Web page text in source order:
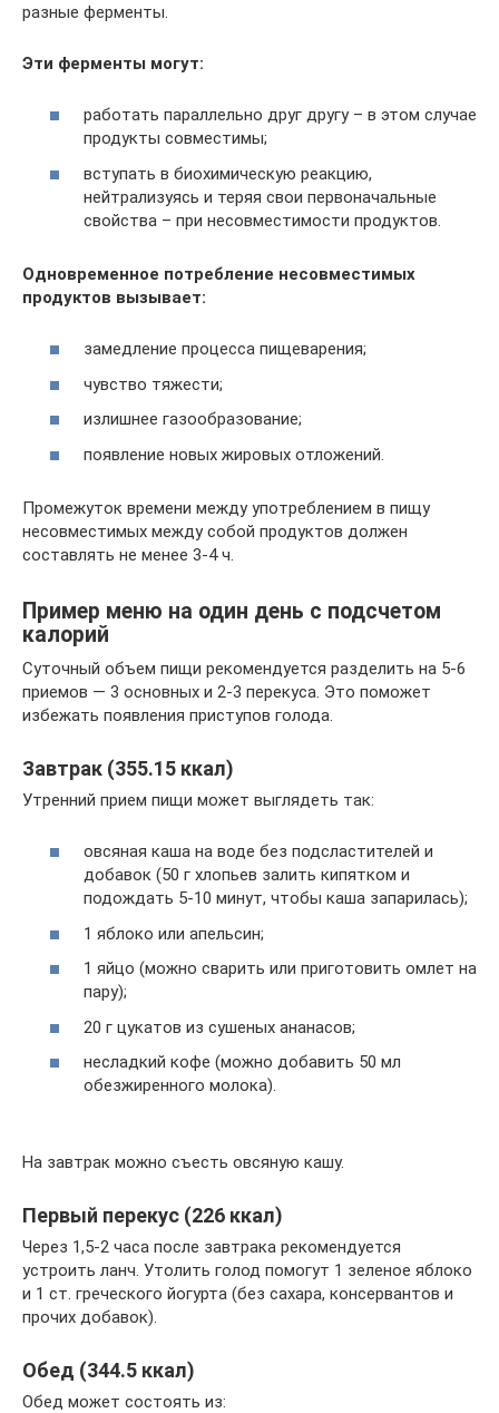
разные ферменты.
Эти ферменты могут:
работать параллельно друг другу – в этом случае
продукты совместимы;
вступать в биохимическую реакцию,
нейтрализуясь и теряя свои первоначальные
свойства – при несовместимости продуктов.
Одновременное потребление несовместимых
продуктов вызывает:
замедление процесса пищеварения;
чувство тяжести;
излишнее газообразование;
появление новых жировых отложений.
Промежуток времени между употреблением в пищу
несовместимых между собой продуктов должен
составлять не менее 3-4 ч.
Пример меню на один день с подсчетом
калорий
Суточный объем пищи рекомендуется разделить на 5-6
приемов — 3 основных и 2-3 перекуса. Это поможет
избежать появления приступов голода.
Завтрак (355.15 ккал)
Утренний прием пищи может выглядеть так:
овсяная каша на воде без подсластителей и
добавок (50 г хлопьев залить кипятком и
подождать 5-10 минут, чтобы каша запарилась);
1 яблоко или апельсин;
1 яйцо (можно сварить или приготовить омлет на
пару);
20 г цукатов из сушеных ананасов;
несладкий кофе (можно добавить 50 мл
обезжиренного молока).
На завтрак можно съесть овсяную кашу.
Первый перекус (226 ккал)
Через 1,5-2 часа после завтрака рекомендуется
устроить ланч. Утолить голод помогут 1 зеленое яблоко
и 1 ст. греческого йогурта (без сахара, консервантов и
прочих добавок).
Обед (344.5 ккал)
Обед может состоять из: